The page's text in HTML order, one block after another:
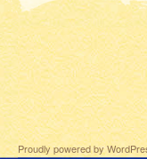
Proudly powered by